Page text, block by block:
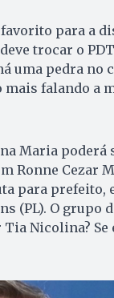
para a
trocar o
uma pedra no
falando a
Maria poderá
Ronne Cezar
para prefeito,
(PL). O grupo
Nicolina?